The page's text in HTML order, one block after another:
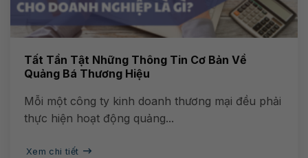
Tất Tần Tật Những Thông Tin Cơ Bản Về
Quảng Bá Thương Hiệu
Mỗi một công ty kinh doanh thương mại đều phải
thực hiện hoạt động quảng...
Xem chi tiết